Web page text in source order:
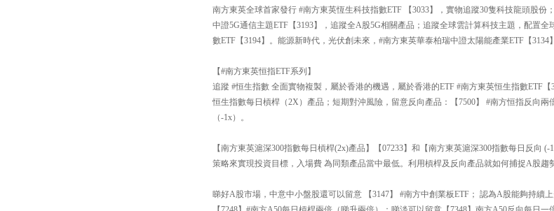
南方東英全球首家發行 #南方東英恆生科技指數ETF 【3033】，實物追蹤30隻科技龍頭股份
中證5G通信主題ETF【3193】，追蹤全A股5G相關產品；追蹤全球雲計算科技主題，配置
數ETF【3194】。能源新時代，光伏創未來，#南方東英華泰柏瑞中證太陽能產業ETF【3134
【#南方東英恒指ETF系列】
追蹤 #恒生指數 全面實物複製，屬於香港的機遇，屬於香港的ETF #南方東英恒生指數ETF
恒生指數每日槓桿（2X）產品；短期對沖風險，留意反向產品：【7500】 #南方恒指反向兩
（-1x）。
【南方東英滬深300指數每日槓桿(2x)產品】【07233】和【南方東英滬深300指數每日反向
策略來實現投資目標，入場費 為同類產品當中最低。利用槓桿及反向產品就如何捕捉A股趨
睇好A股市場，中意中小盤股還可以留意 【3147】 #南方中創業板ETF； 認為A股能夠持續